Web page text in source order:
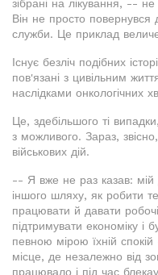
зібрані на лікування, --
Він не просто
служби. Це приклад
Існує безліч подібних
пов'язані з цивільним
наслідками онкологічних
Це, здебільшого ті
з можливого. Зараз,
військових дій.
-- Я вже не раз казав:
іншого шляху, як робити
працювати й давати
підтримувати економіку і
певною мірою їхній
місце, де незалежно від
працювало і під час